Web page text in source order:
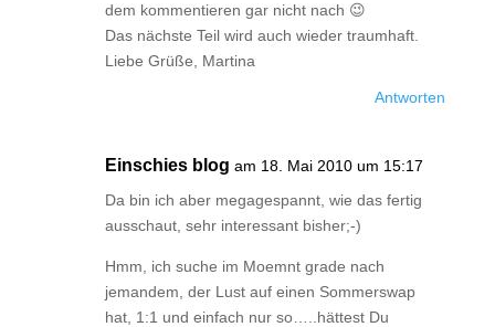
dem kommentieren gar nicht nach 😉
Das nächste Teil wird auch wieder traumhaft.
Liebe Grüße, Martina
Antworten
Einschies blog am 18. Mai 2010 um 15:17
Da bin ich aber megagespannt, wie das fertig
ausschaut, sehr interessant bisher;-)
Hmm, ich suche im Moemnt grade nach
jemandem, der Lust auf einen Sommerswap
hat, 1:1 und einfach nur so…..hättest Du